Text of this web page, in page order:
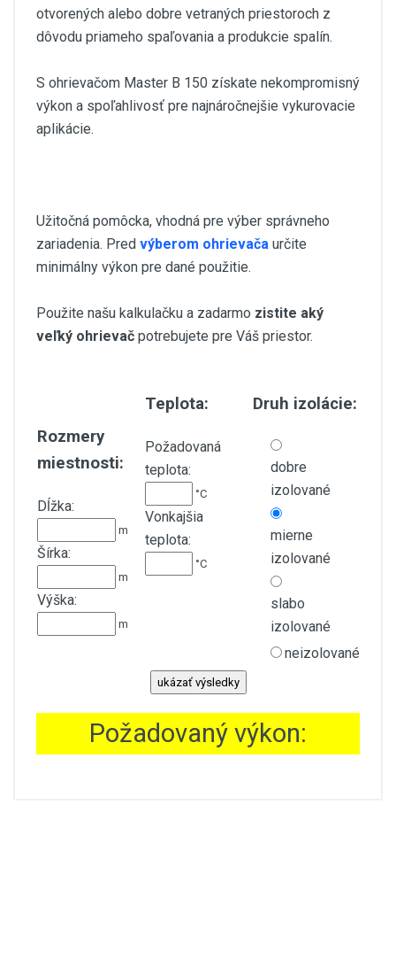
otvorených alebo dobre vetraných priestoroch z
dôvodu priameho spaľovania a produkcie spalín.
S ohrievačom Master B 150 získate nekompromisný
výkon a spoľahlivosť pre najnáročnejšie vykurovacie
aplikácie.
Užitočná pomôcka, vhodná pre výber správneho
zariadenia. Pred výberom ohrievača určite
minimálny výkon pre dané použitie.
Použite našu kalkulačku a zadarmo zistite aký
veľký ohrievač potrebujete pre Váš priestor.
Rozmery
miestnosti:
Dĺžka:
m
Šírka:
m
Výška:
m
Teplota:
Požadovaná
teplota:
°C
Vonkajšia
teplota:
°C
Druh izolácie:
dobre
izolované
mierne
izolované
slabo
izolované
neizolované
Požadovaný výkon: